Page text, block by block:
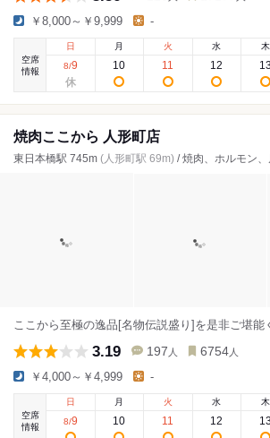
￥8,000～￥9,999 -
空席
情報
日
8/9
月
10
火
11
水
12
木
13
焼肉ここから 人形町店
東日本橋駅 745m (人形町駅 69m) / 焼肉、ホルモン
ここから至極の逸品[名物伝説盛り]を是非ご堪能
3.19 197 人 6754 人
￥4,000～￥4,999 -
空席
情報
日
8/9
月
10
火
11
水
12
木
13